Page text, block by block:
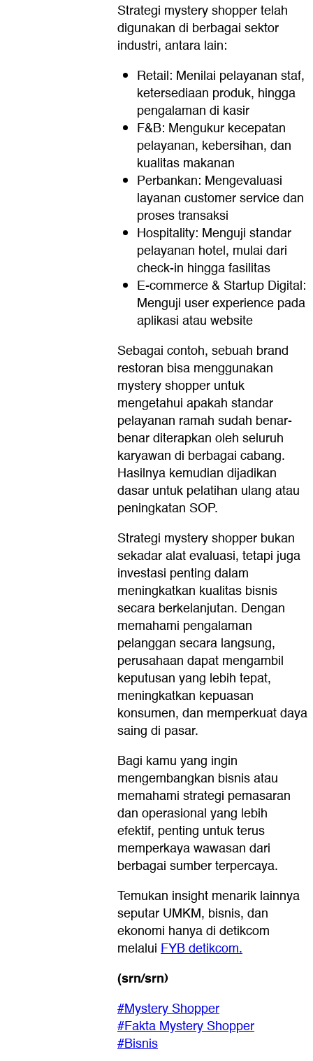
Strategi mystery shopper telah
digunakan di berbagai sektor
industri, antara lain:
Retail: Menilai pelayanan staf,
ketersediaan produk, hingga
pengalaman di kasir
F&B: Mengukur kecepatan
pelayanan, kebersihan, dan
kualitas makanan
Perbankan: Mengevaluasi
layanan customer service dan
proses transaksi
Hospitality: Menguji standar
pelayanan hotel, mulai dari
check-in hingga fasilitas
E-commerce & Startup Digital:
Menguji user experience pada
aplikasi atau website
Sebagai contoh, sebuah brand
restoran bisa menggunakan
mystery shopper untuk
mengetahui apakah standar
pelayanan ramah sudah benar-
benar diterapkan oleh seluruh
karyawan di berbagai cabang.
Hasilnya kemudian dijadikan
dasar untuk pelatihan ulang atau
peningkatan SOP.
Strategi mystery shopper bukan
sekadar alat evaluasi, tetapi juga
investasi penting dalam
meningkatkan kualitas bisnis
secara berkelanjutan. Dengan
memahami pengalaman
pelanggan secara langsung,
perusahaan dapat mengambil
keputusan yang lebih tepat,
meningkatkan kepuasan
konsumen, dan memperkuat daya
saing di pasar.
Bagi kamu yang ingin
mengembangkan bisnis atau
memahami strategi pemasaran
dan operasional yang lebih
efektif, penting untuk terus
memperkaya wawasan dari
berbagai sumber terpercaya.
Temukan insight menarik lainnya
seputar UMKM, bisnis, dan
ekonomi hanya di detikcom
melalui FYB detikcom.
(srn/srn)
#Mystery Shopper
#Fakta Mystery Shopper
#Bisnis